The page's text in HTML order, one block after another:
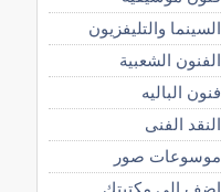
السينما والتليفزيون
الفنون الشعبية
فنون الباليه
النقد الفنى
موسوعات صور
اضف الى مكتبتك